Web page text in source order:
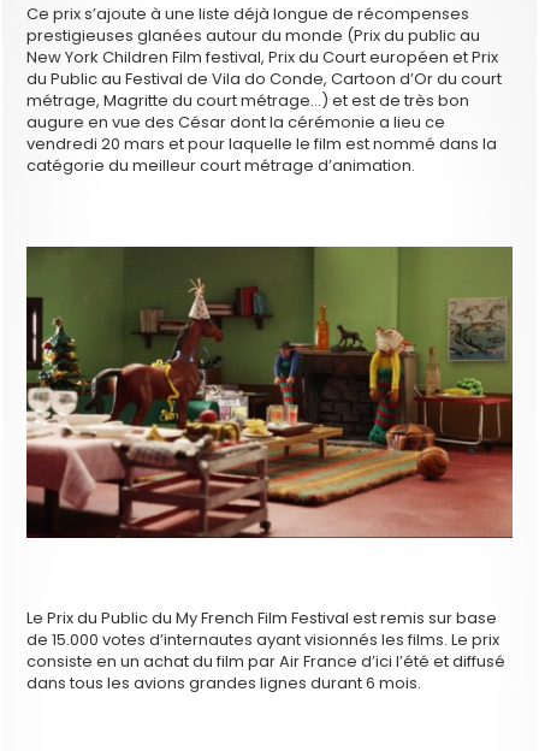
Ce prix s’ajoute à une liste déjà longue de récompenses
prestigieuses glanées autour du monde (Prix du public au
New York Children Film festival, Prix du Court européen et Prix
du Public au Festival de Vila do Conde, Cartoon d’Or du court
métrage, Magritte du court métrage…) et est de très bon
augure en vue des César dont la cérémonie a lieu ce
vendredi 20 mars et pour laquelle le film est nommé dans la
catégorie du meilleur court métrage d’animation.
Le Prix du Public du My French Film Festival est remis sur base
de 15.000 votes d’internautes ayant visionnés les films. Le prix
consiste en un achat du film par Air France d’ici l’été et diffusé
dans tous les avions grandes lignes durant 6 mois.